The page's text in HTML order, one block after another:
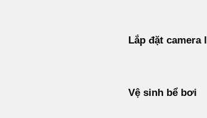
Lắp đặt camera
Vệ sinh bể bơi